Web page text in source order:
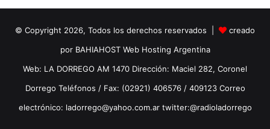
© Copyright 2026, Todos los derechos reservados |
creado
por BAHIAHOST Web Hosting Argentina
Web: LA DORREGO AM 1470 Dirección: Maciel 282, Coronel
Dorrego Teléfonos / Fax: (02921) 406576 / 409123 Correo
electrónico: ladorrego@yahoo.com.ar twitter:@radioladorrego